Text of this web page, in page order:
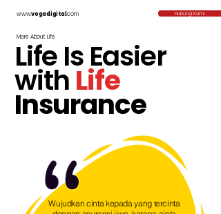
www.vogadigital.com Hubungi Kami
More About Life
Life Is Easier
with Life
Insurance
Wujudkan cinta kepada yang tercinta